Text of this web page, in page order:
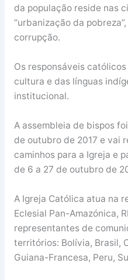
da população reside nas
“urbanização da
corrupção.
Os responsáveis
cultura e das línguas
institucional.
A assembleia de bispos
de outubro de 2017 e vai
caminhos para a Igreja e
de 6 a 27 de outubro de
A Igreja Católica atua na
Eclesial Pan-Amazónica,
representantes de
territórios: Bolívia, Brasil,
Guiana-Francesa, Peru,